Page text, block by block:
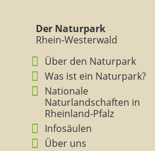
Der Naturpark
Rhein-Westerwald
Über den Naturpark
Was ist ein Naturpark?
Nationale
Naturlandschaften in
Rheinland-Pfalz
Infosäulen
Über uns